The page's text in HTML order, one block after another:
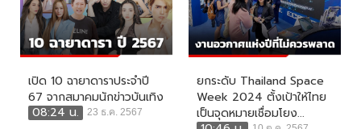
เปิด 10 ฉายาดาราประจำปี
67 จากสมาคมนักข่าวบันเทิง
08:24 น.
23 ธ.ค. 2567
ยกระดับ Thailand Space
Week 2024 ตั้งเป้าให้ไทย
เป็นจุดหมายเชื่อมโยง...